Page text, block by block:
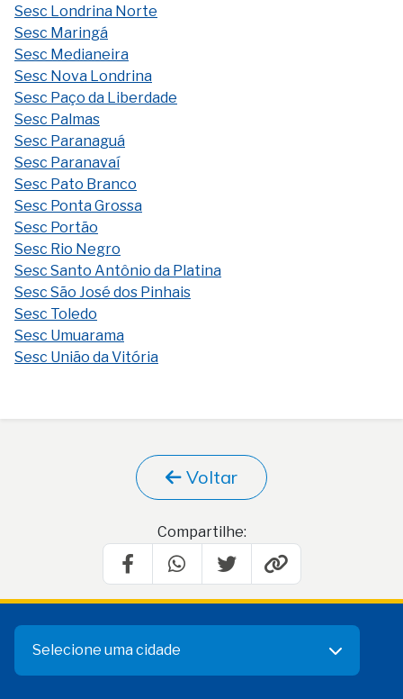
Sesc Londrina Norte
Sesc Maringá
Sesc Medianeira
Sesc Nova Londrina
Sesc Paço da Liberdade
Sesc Palmas
Sesc Paranaguá
Sesc Paranavaí
Sesc Pato Branco
Sesc Ponta Grossa
Sesc Portão
Sesc Rio Negro
Sesc Santo Antônio da Platina
Sesc São José dos Pinhais
Sesc Toledo
Sesc Umuarama
Sesc União da Vitória
Voltar
Compartilhe:
Selecione uma cidade